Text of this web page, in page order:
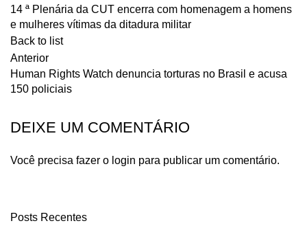
14 ª Plenária da CUT encerra com homenagem a homens
e mulheres vítimas da ditadura militar
Back to list
Anterior
Human Rights Watch denuncia torturas no Brasil e acusa
150 policiais
DEIXE UM COMENTÁRIO
Você precisa fazer o login para publicar um comentário.
Posts Recentes